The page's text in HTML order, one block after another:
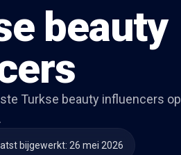
beauty
Turkse beauty influencers op
bijgewerkt: 26 mei 2026